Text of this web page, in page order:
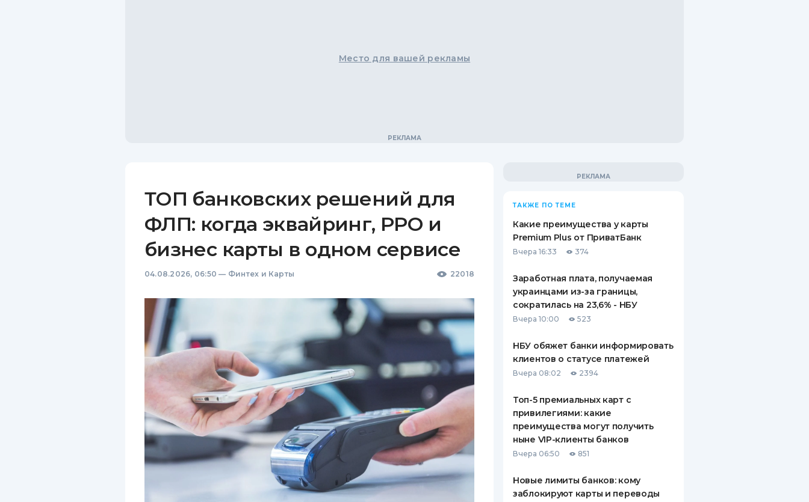
Место для вашей рекламы
ТОП банковских решений для
ФЛП: когда эквайринг, РРО и
бизнес карты в одном сервисе
04.08.2026, 06:50 — Финтех и Карты 22018
ТАКЖЕ ПО ТЕМЕ
Какие преимущества у карты
Premium Plus от ПриватБанк
Вчера 16:33 374
Заработная плата, получаемая
украинцами из-за границы,
сократилась на 23,6% - НБУ
Вчера 10:00 523
НБУ обяжет банки информировать
клиентов о статусе платежей
Вчера 08:02 2394
Топ-5 премиальных карт с
привилегиями: какие
преимущества могут получить
ныне VIP-клиенты банков
Вчера 06:50 851
Новые лимиты банков: кому
заблокируют карты и переводы